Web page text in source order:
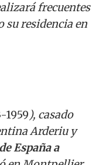
frecuentes
su residencia en
1959), casado
Arderiu y
España a